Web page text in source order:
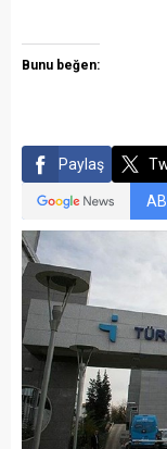
Bunu beğen:
Paylaş